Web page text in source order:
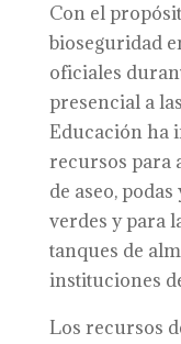
Con el
bioseguridad
oficiales
presencial a
Educación ha
recursos para
de aseo,
verdes y para
tanques de
instituciones
Los recursos